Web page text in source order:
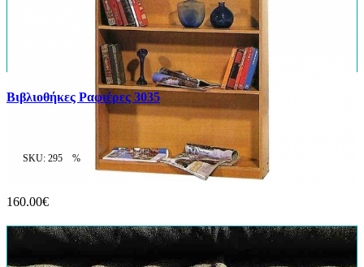
Βιβλιοθήκες Ραφιέρες 3035
SKU: 295 %
160.00€